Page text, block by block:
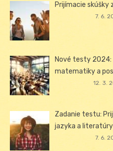
Prijímacie skúšky
7. 6.
Nové testy 2024:
matematiky a
12. 3.
Zadanie testu:
jazyka a literatúry
7. 6.